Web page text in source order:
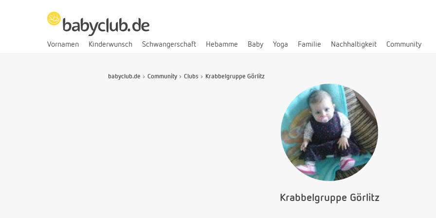
Vornamen Kinderwunsch Schwangerschaft Hebamme Baby Yoga Familie Nachhaltigkeit Community
babyclub.de Community Clubs Krabbelgruppe Görlitz
Krabbelgruppe Görlitz